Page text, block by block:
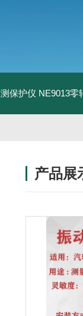
保护仪 NE9013零
产品展